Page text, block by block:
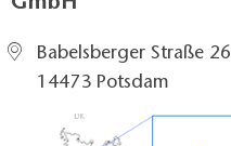
Babelsberger Straße 26
14473 Potsdam